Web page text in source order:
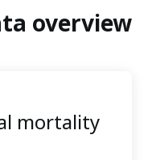
overview
mortality